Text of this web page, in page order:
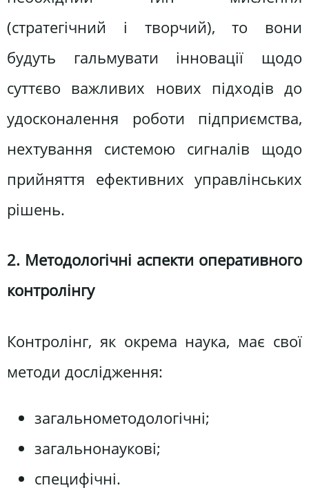
(стратегічний і творчий), то вони
будуть гальмувати інновації щодо
суттєво важливих нових підходів до
удосконалення роботи підприємства,
нехтування системою сигналів щодо
прийняття ефективних управлінських
рішень.
2. Методологічні аспекти оперативного
контролінгу
Контролінг, як окрема наука, має свої
методи дослідження:
загальнометодологічні;
загальнонаукові;
специфічні.